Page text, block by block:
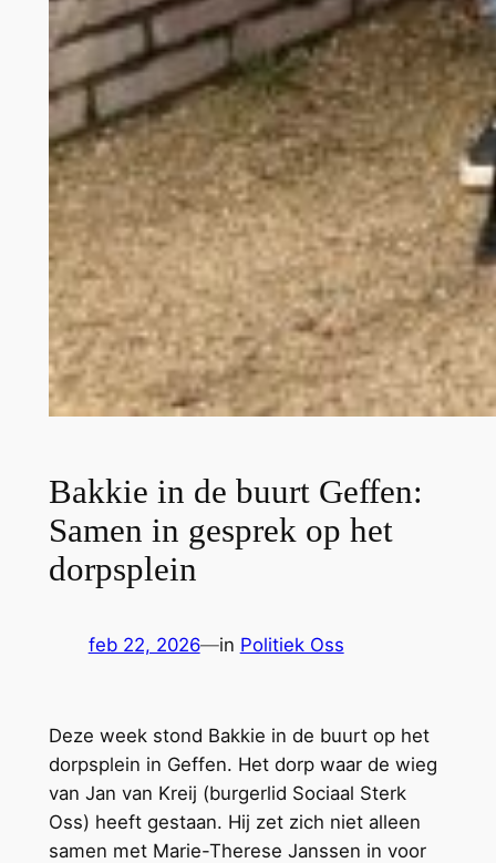
Bakkie in de buurt Geffen:
Samen in gesprek op het
dorpsplein
feb 22, 2026—in Politiek Oss
Deze week stond Bakkie in de buurt op het
dorpsplein in Geffen. Het dorp waar de wieg
van Jan van Kreij (burgerlid Sociaal Sterk
Oss) heeft gestaan. Hij zet zich niet alleen
samen met Marie-Therese Janssen in voor